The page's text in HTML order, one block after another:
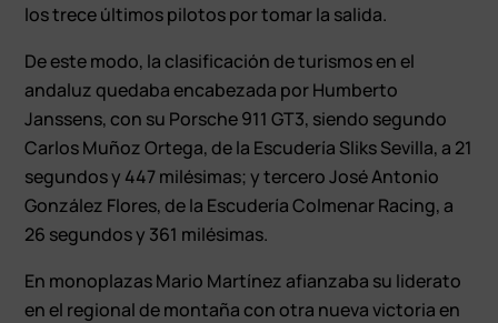
los trece últimos pilotos por tomar la salida.
De este modo, la clasificación de turismos en el
andaluz quedaba encabezada por Humberto
Janssens, con su Porsche 911 GT3, siendo segundo
Carlos Muñoz Ortega, de la Escudería Sliks Sevilla, a 21
segundos y 447 milésimas; y tercero José Antonio
González Flores, de la Escudería Colmenar Racing, a
26 segundos y 361 milésimas.
En monoplazas Mario Martínez afianzaba su liderato
en el regional de montaña con otra nueva victoria en